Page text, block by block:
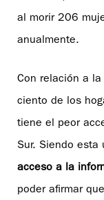
al morir 206
anualmente.
Con relación a
ciento de los
tiene el peor
Sur. Siendo esta
acceso a la
poder afirmar